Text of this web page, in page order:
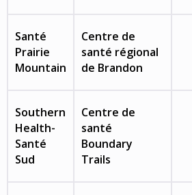
Santé
Prairie
Mountain
Centre de
santé régional
de Brandon
Southern
Health-
Santé
Sud
Centre de
santé
Boundary
Trails